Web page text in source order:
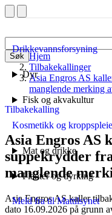
Søk
Drikkevannsforsyning
Dyr
Fisk og akvakultur
Kosmetikk og
Mat og drikke
Planter og dyrking
Meld fra til Mattilsynet
Hjem
Tilbakekallinger
Asia Engros AS
manglende merking
Tilbakekalling
Asia Engros AS
suppekrydder
manglende
Asia Engros AS kaller
dato 16.09.2026 på grunn